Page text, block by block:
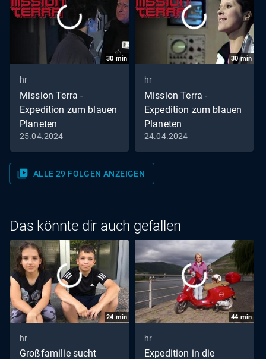
30 min
hr
Mission Terra -
Expedition zum blauen
Planeten
Eine alte Rechnung
(S01/E14)
25.04.2024
30min
hr
Mission Terra -
Expedition zum blauen
Planeten
Der Todessprung vom
Tellerrand (S01/E13)
24.04.2024
video_library ALLE 29 FOLGEN ANZEIGEN
Das könnte dir auch gefallen
24 min
hr
Großfamilie sucht
44min
hr
Expedition in die